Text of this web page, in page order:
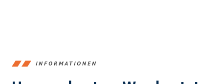
INFORMATIONEN